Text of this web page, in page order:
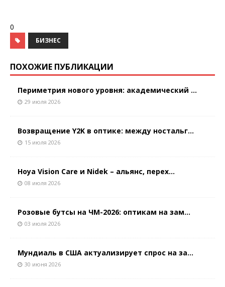
0
БИЗНЕС
ПОХОЖИЕ ПУБЛИКАЦИИ
Периметрия нового уровня: академический ...
29 июля 2026
Возвращение Y2K в оптике: между ностальг...
15 июля 2026
Hoya Vision Care и Nidek – альянс, перех...
08 июля 2026
Розовые бутсы на ЧМ-2026: оптикам на зам...
03 июля 2026
Мундиаль в США актуализирует спрос на за...
30 июня 2026